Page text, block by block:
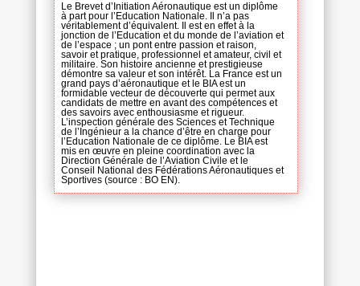
Le Brevet d’Initiation Aéronautique est un diplôme
à part pour l’Education Nationale. Il n’a pas
véritablement d’équivalent. Il est en effet à la
jonction de l’Education et du monde de l’aviation et
de l’espace ; un pont entre passion et raison,
savoir et pratique, professionnel et amateur, civil et
militaire. Son histoire ancienne et prestigieuse
démontre sa valeur et son intérêt. La France est un
grand pays d’aéronautique et le BIA est un
formidable vecteur de découverte qui permet aux
candidats de mettre en avant des compétences et
des savoirs avec enthousiasme et rigueur.
L’inspection générale des Sciences et Technique
de l’Ingénieur a la chance d’être en charge pour
l’Education Nationale de ce diplôme. Le BIA est
mis en œuvre en pleine coordination avec la
Direction Générale de l’Aviation Civile et le
Conseil National des Fédérations Aéronautiques et
Sportives (source : BO EN).